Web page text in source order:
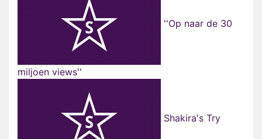
''Op naar de 30
miljoen views''
Shakira's Try